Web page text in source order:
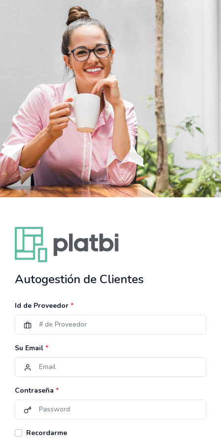
Autogestión de Clientes
Id de Proveedor *
Su Email *
Contraseña *
Recordarme